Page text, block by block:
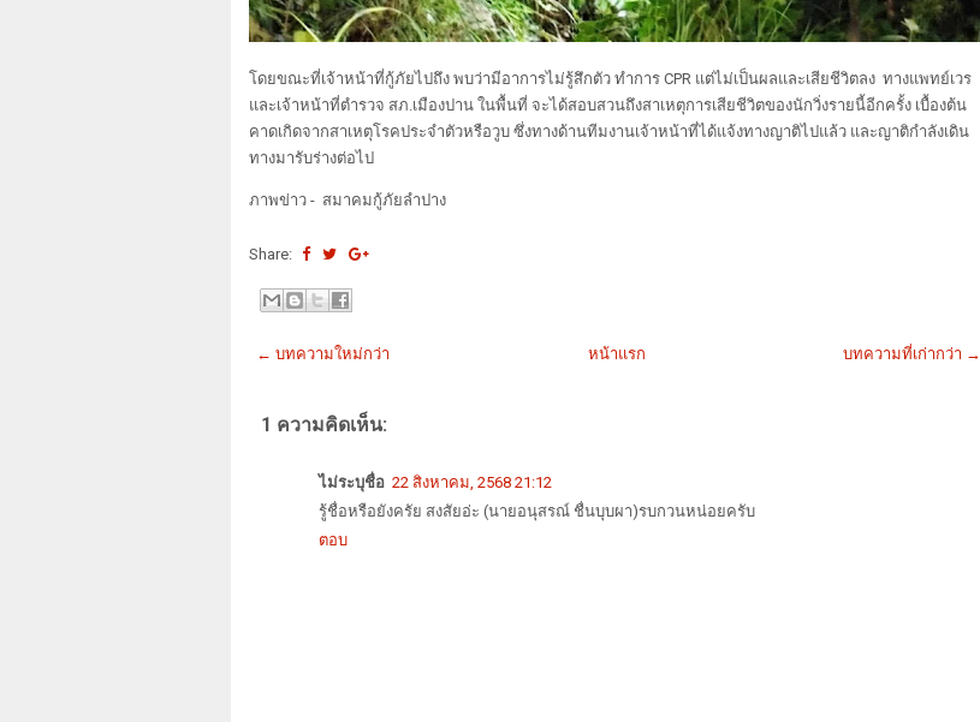
โดยขณะที่เจ้าหน้าที่กู้ภัยไปถึง พบว่ามีอาการไม่รู้สึกตัว ทำการ CPR แต่ไม่เป็นผลและเสียชีวิตลง ทางแพทย์เวร
และเจ้าหน้าที่ตำรวจ สภ.เมืองปาน ในพื้นที่ จะได้สอบสวนถึงสาเหตุการเสียชีวิตของนักวิ่งรายนี้อีกครั้ง เบื้องต้น
คาดเกิดจากสาเหตุโรคประจำตัวหรือวูบ ซึ่งทางด้านทีมงานเจ้าหน้าที่ได้แจ้งทางญาติไปแล้ว และญาติกำลังเดิน
ทางมารับร่างต่อไป
ภาพข่าว - สมาคมกู้ภัยลำปาง
Share:
← บทความใหม่กว่า บทความที่เก่ากว่า →
หน้าแรก
1 ความคิดเห็น:
ไม่ระบุชื่อ 22 สิงหาคม, 2568 21:12
รู้ชื่อหรือยังครัย สงสัยอ่ะ (นายอนุสรณ์ ชื่นบุบผา)รบกวนหน่อยครับ
ตอบ